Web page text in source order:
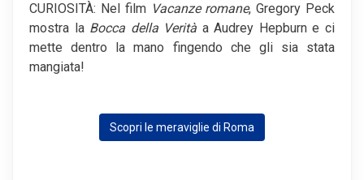
CURIOSITÀ: Nel film Vacanze romane, Gregory Peck
mostra la Bocca della Verità a Audrey Hepburn e ci
mette dentro la mano fingendo che gli sia stata
mangiata!
Scopri le meraviglie di Roma